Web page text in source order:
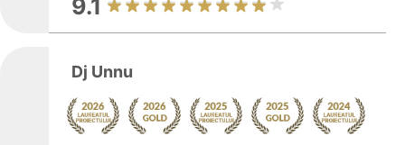
9.1
Dj Unnu